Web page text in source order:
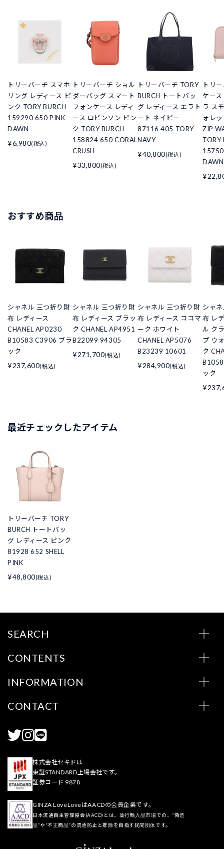
トリーバーチ スマホ
リング レディース ピ
ンク TORY BURCH
159290 650 PINK
DAWN
¥6,980(税込)
トリーバーチ ショル
ダーバッグ スマート
フォンケース レディ
ース ロビンソン ピン
ク TORY BURCH
158824 650 CORAL
CRUSH
¥33,800(税込)
トリーバーチ TORY
BURCH トートバッ
グ レディース エラト
ート ネイビー
87116 405 TORY
NAVY
¥40,800(税込)
トリ
ケース
ラ ス
ォレ
ZIP
TORY
DAWN
おすすめ商品
シャネル 三つ折り財
布 レディース
CHANEL AP0230
B10583 C3906 ブラ
ック
¥237,600(税込)
シャネル 三つ折り財
布 レディース ブラッ
ク CHANEL AP4951
B22099 94305
¥271,700(税込)
シャネル 三つ折り財
布 レディース ココマ
ーク ホワイト
CHANEL AP5076
B23239 10601
¥284,900(税込)
シャ
布 レ
ル ク
プ ウ
ク
ック
最近チェックしたアイテム
トリーバーチ TORY
BURCH トートバッ
グ レディース ピンク
81928 652 SHELL
PINK
¥48,800(税込)
SEARCH
CONTENTS
INFORMATION
CONTACT
株式会社セキドは
東証STANDARD上場会社です。
証券コード 9878
GINZA LoveLoveはAACDの会員企業です。
日本流通自主管理協会(AACD)とは、並行輸入品市場での、“偽造
品”や“不正商品”の流通防止と排除を目指す民間団体です。